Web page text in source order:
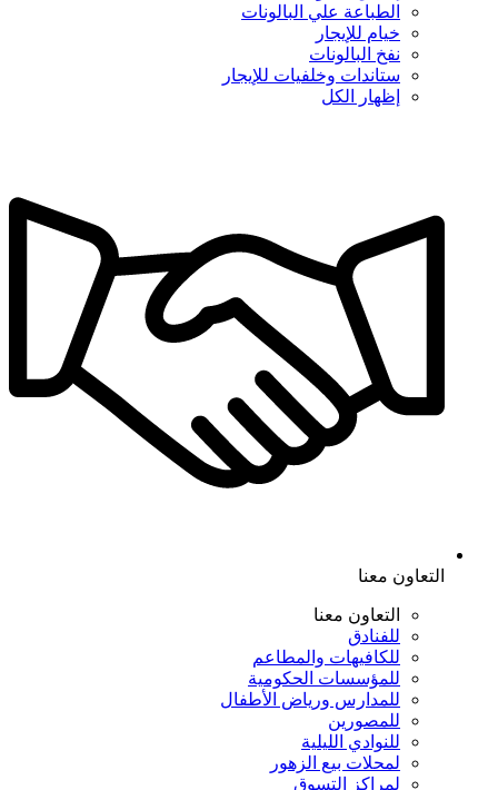
الطباعة علي البالونات
خيام للإيجار
نفخ البالونات
ستاندات وخلفيات للإيجار
إظهار الكل
التعاون معنا
التعاون معنا
للفنادق
للكافيهات والمطاعم
للمؤسسات الحكومية
للمدارس ورياض الأطفال
للمصورين
للنوادي الليلية
لمحلات بيع الزهور
لمراكز التسوق